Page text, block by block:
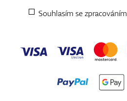
Souhlasím se zpracováním